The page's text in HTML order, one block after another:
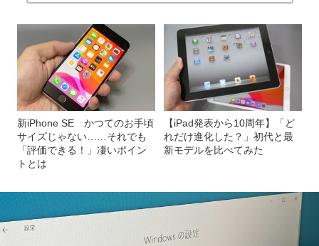
新iPhone SE かつてのお手頃
サイズじゃない……それでも
「評価できる！」凄いポイン
トとは
【iPad発表から10周年】「ど
れだけ進化した？」初代と最
新モデルを比べてみた